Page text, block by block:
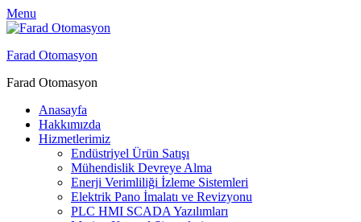
Menu
Farad Otomasyon
Farad Otomasyon
Anasayfa
Hakkımızda
Hizmetlerimiz
Endüstriyel Ürün Satışı
Mühendislik Devreye Alma
Enerji Verimliliği İzleme Sistemleri
Elektrik Pano İmalatı ve Revizyonu
PLC HMI SCADA Yazılımları